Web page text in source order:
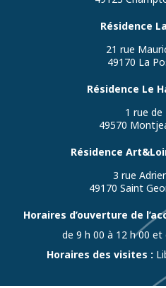
Résidence
21 rue
49170 La
Résidence Le
1 rue de
49570
Résidence
3 rue
49170 Saint
Horaires d’ouverture de
de 9 h 00 à 12 h 00 et
Horaires des visites :